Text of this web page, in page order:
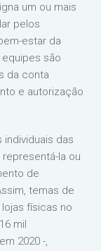
um ou mais
pelos
estar da
equipes são
da conta
e autorização
individuais das
la ou
de
temas de
físicas no
mil
2020 -,